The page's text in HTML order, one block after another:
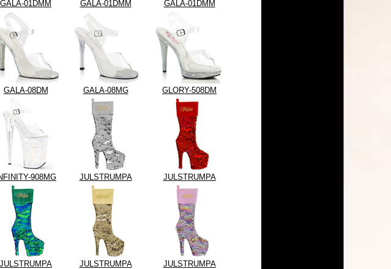
GALA-01DMM GALA-01DMM GALA-01DMM
GALA-08DM GALA-08MG GLORY-508DM
908MG JULSTRUMPA JULSTRUMPA
JULSTRUMPA JULSTRUMPA JULSTRUMPA